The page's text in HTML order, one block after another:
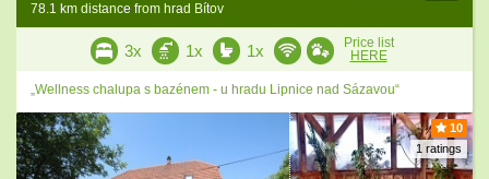
78.1 km distance from hrad Bítov
3x 1x 1x
Price list
HERE
„Wellness chalupa s bazénem - u hradu Lipnice nad Sázavou“
10
1 ratings